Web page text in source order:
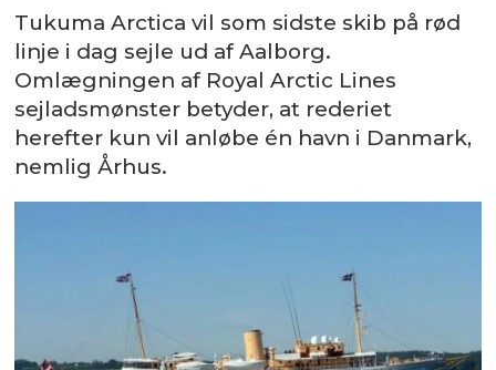
Tukuma Arctica vil som sidste skib på rød
linje i dag sejle ud af Aalborg.
Omlægningen af Royal Arctic Lines
sejladsmønster betyder, at rederiet
herefter kun vil anløbe én havn i Danmark,
nemlig Århus.